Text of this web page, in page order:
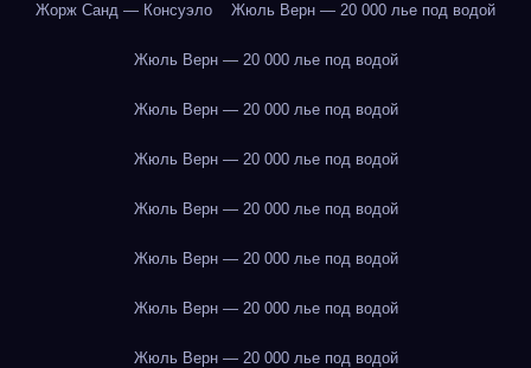
Жорж Санд — Консуэло Жюль Верн — 20 000 лье под водой
Жюль Верн — 20 000 лье под водой
Жюль Верн — 20 000 лье под водой
Жюль Верн — 20 000 лье под водой
Жюль Верн — 20 000 лье под водой
Жюль Верн — 20 000 лье под водой
Жюль Верн — 20 000 лье под водой
Жюль Верн — 20 000 лье под водой